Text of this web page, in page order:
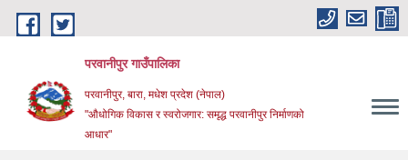
Skip to main content
परवानीपुर गाउँपालिका
परवानीपुर, बारा, मधेश प्रदेश (नेपाल)
"औधोगिक विकास र स्वरोजगार: समृद्ध परवानीपुर निर्माणको
आधार"